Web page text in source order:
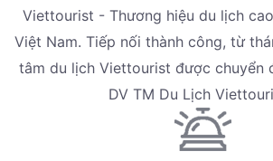
Viettourist - Thương hiệu du lịch
Việt Nam. Tiếp nối thành công, từ
tâm du lịch Viettourist được chuyển
DV TM Du Lịch